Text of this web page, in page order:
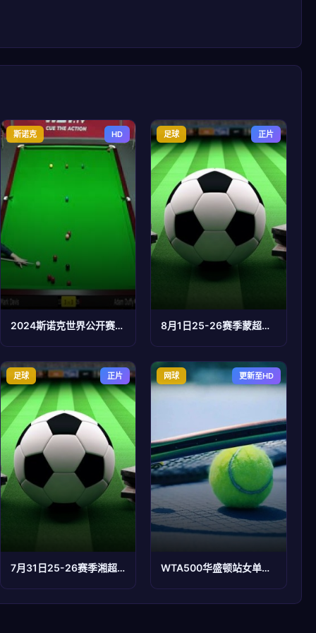
斯诺克 HD
2024斯诺克世界公开赛资格赛马克·戴维斯4-5亚当·达菲20240124
足球 正片
8月1日25-26赛季蒙超联赛四分之一决赛 第一回合 巴彦淖尔队VS赤峰队
足球 正片
7月31日25-26赛季湘超 长沙队VS湘西队
网球 更新至HD
WTA500华盛顿站女单第一轮：伊埃拉VS郑钦文